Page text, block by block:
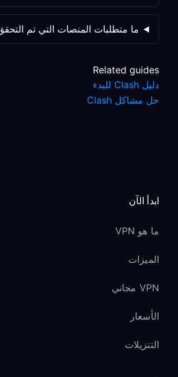
ما متطلبات المنصات التي تم
Related guides
دليل Clash للبدء
حل مشاكل Clash
ابدأ الآن
ما هو VPN
الميزات
VPN مجاني
الأسعار
التنزيلات